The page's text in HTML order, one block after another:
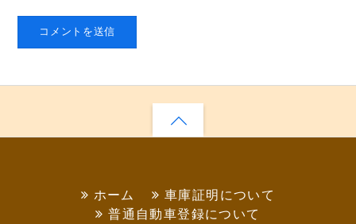
ホーム
車庫証明について
普通自動車登録について